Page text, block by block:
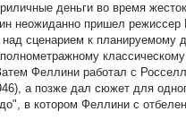
деньги во время
неожиданно пришел
над сценарием к
Феллини работал с
а позже дал сюжет для
в котором Феллини с